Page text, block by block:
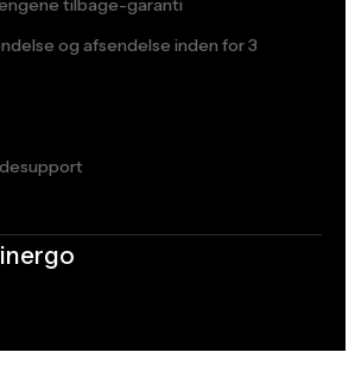
tilbage-garanti
og afsendelse inden for 3